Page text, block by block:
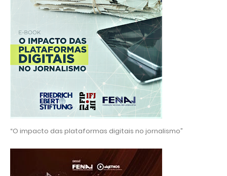
“O impacto das plataformas digitais no jornalismo”